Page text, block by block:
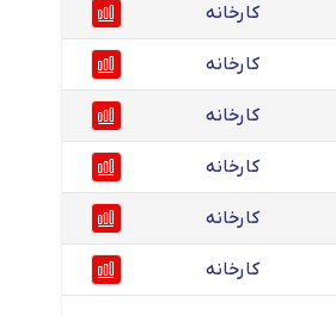
کارخانه
کارخانه
کارخانه
کارخانه
کارخانه
کارخانه